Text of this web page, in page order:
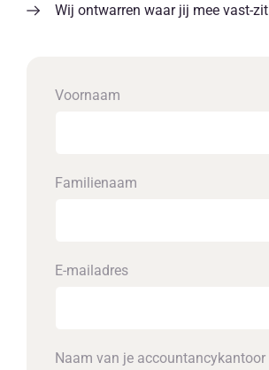
Wij ontwarren waar jij mee vast-zit
Voornaam
Familienaam
E-mailadres
Naam van je accounta­ncykantoor